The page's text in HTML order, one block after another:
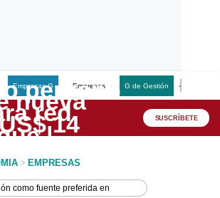
Empresas G Empresas G de Gestión
SUSCRÍBETE
> EMPRESAS
como fuente preferida en